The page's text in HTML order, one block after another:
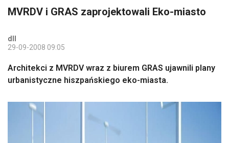
MVRDV i GRAS zaprojektowali Eko-miasto
dll
29-09-2008 09:05
Architekci z MVRDV wraz z biurem GRAS ujawnili plany
urbanistyczne hiszpańskiego eko-miasta.